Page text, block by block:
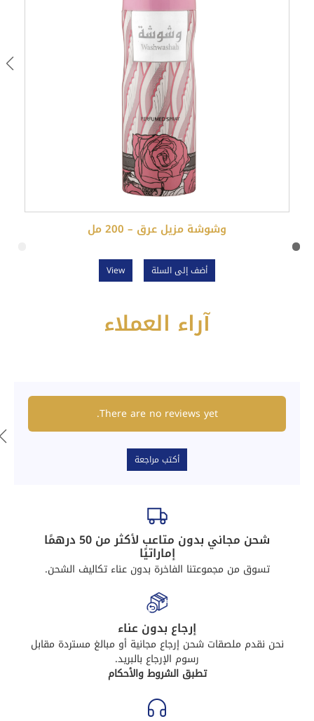
وشوشة مزيل عرق – 200 مل
أضف إلى السلة View
آراء العملاء
There are no reviews yet.
أكتب مراجعة
شحن مجاني بدون متاعب لأكثر من 50 درهمًا
إماراتيًا
تسوق من مجموعتنا الفاخرة بدون عناء تكاليف الشحن.
إرجاع بدون عناء
نحن نقدم ملصقات شحن إرجاع مجانية أو مبالغ مستردة مقابل
رسوم الإرجاع بالبريد.
تطبق الشروط والأحكام